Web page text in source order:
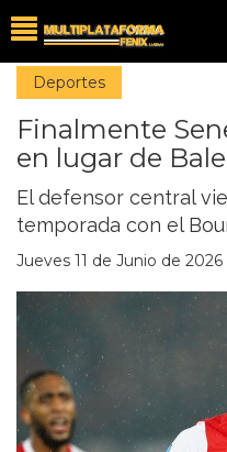
Deportes
Finalmente
en lugar de
El defensor central
temporada con el
Jueves 11 de Junio de 2026